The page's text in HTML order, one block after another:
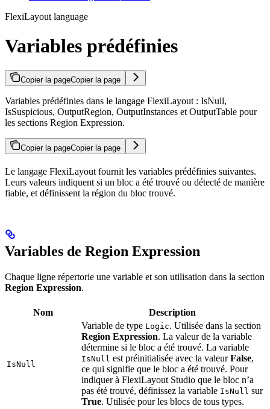
FlexiLayout language
Variables prédéfinies
Copier la pageCopier la page
Variables prédéfinies dans le langage FlexiLayout : IsNull,
IsSuspicious, OutputRegion, OutputInstances et OutputTable pour
les sections Region Expression.
Copier la pageCopier la page
Le langage FlexiLayout fournit les variables prédéfinies suivantes.
Leurs valeurs indiquent si un bloc a été trouvé ou détecté de manière
fiable, et définissent la région du bloc trouvé.
Variables de Region Expression
Chaque ligne répertorie une variable et son utilisation dans la section
Region Expression.
Nom Description
IsNull
Variable de type Logic. Utilisée dans la section
Region Expression. La valeur de la variable
détermine si le bloc a été trouvé. La variable
IsNull est préinitialisée avec la valeurFalse,
ce qui signifie que le bloc a été trouvé. Pour
indiquer à FlexiLayout Studio que le bloc n’a
pas été trouvé, définissez la variable IsNull sur
True. Utilisée pour les blocs de tous types.